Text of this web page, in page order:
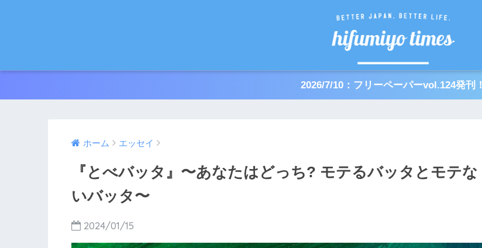
2026/7/10：フリーペーパーvol.124発刊！
ホーム エッセイ
『とべバッタ』〜あなたはどっち? モテるバッタとモテな
いバッタ〜
2024/01/15